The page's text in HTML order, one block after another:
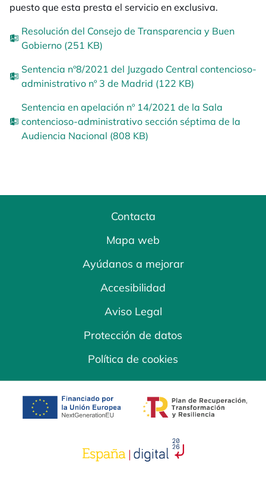
puesto que esta presta el servicio en exclusiva.
Resolución del Consejo de Transparencia y Buen
Gobierno (251 KB)
Sentencia nº8/2021 del Juzgado Central contencioso-
administrativo nº 3 de Madrid (122 KB)
Sentencia en apelación nº 14/2021 de la Sala
contencioso-administrativo sección séptima de la
Audiencia Nacional (808 KB)
Contacta
Mapa web
Ayúdanos a mejorar
Accesibilidad
Aviso Legal
Protección de datos
Política de cookies
se abre en una pestaña nuevase abre en una
se abre en una pestaña